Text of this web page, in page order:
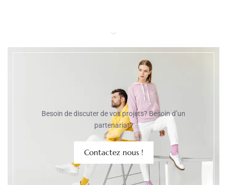
Besoin de discuter de vos projets? Besoin d’un
partenariat?
Contactez nous !